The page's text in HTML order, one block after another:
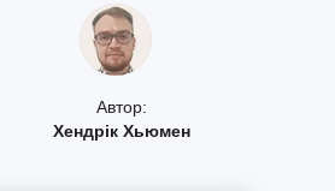
Автор:
Хендрік Хьюмен